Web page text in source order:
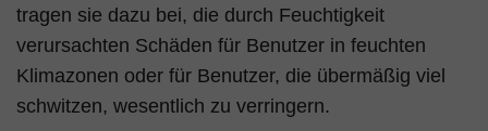
tragen sie dazu bei, die durch Feuchtigkeit
verursachten Schäden für Benutzer in feuchten
Klimazonen oder für Benutzer, die übermäßig viel
schwitzen, wesentlich zu verringern.